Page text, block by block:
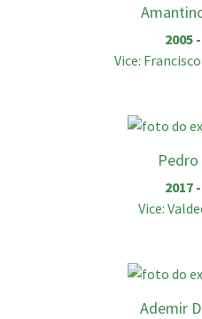
2005
Vice:
2017
Vice:
Ademir